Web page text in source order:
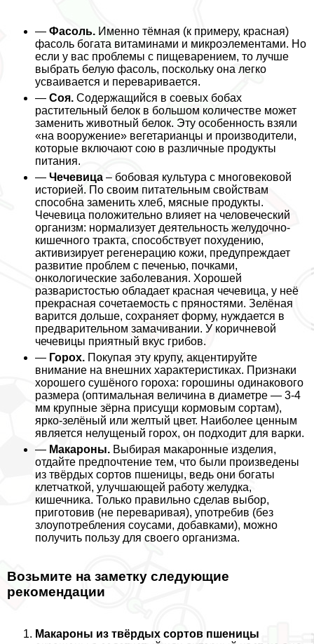
— Фасоль. Именно тёмная (к примеру, красная)
фасоль богата витаминами и микроэлементами. Но
если у вас проблемы с пищеварением, то лучше
выбрать белую фасоль, поскольку она легко
усваивается и переваривается.
— Соя. Содержащийся в соевых бобах
растительный белок в большом количестве может
заменить животный белок. Эту особенность взяли
«на вооружение» вегетарианцы и производители,
которые включают сою в различные продукты
питания.
— Чечевица – бобовая культура с многовековой
историей. По своим питательным свойствам
способна заменить хлеб, мясные продукты.
Чечевица положительно влияет на человеческий
организм: нормализует деятельность желудочно-
кишечного тpaкта, способствует похудению,
активизирует регенерацию кожи, предупреждает
развитие проблем с печенью, почками,
oнкoлoгические заболевания. Хорошей
разваристостью обладает красная чечевица, у неё
прекрасная сочетаемость с пряностями. Зелёная
варится дольше, сохраняет форму, нуждается в
предварительном замачивании. У коричневой
чечевицы приятный вкус грибов.
— Горох. Покупая эту крупу, акцентируйте
внимание на внешних хаpaктеристиках. Признаки
хорошего сушёного гороха: горошины одинакового
размера (оптимальная величина в диаметре — 3-4
мм крупные зёрна присущи кормовым сортам),
ярко-зелёный или желтый цвет. Наиболее ценным
является нелущеный горох, он подходит для варки.
— Макароны. Выбирая макаронные изделия,
отдайте предпочтение тем, что были произведены
из твёрдых сортов пшеницы, ведь они богаты
клетчаткой, улучшающей работу желудка,
кишечника. Только правильно сделав выбор,
приготовив (не переваривая), употребив (без
злоупотрeбления соусами, добавками), можно
получить пользу для своего организма.
Возьмите на заметку следующие
рекомендации
Макароны из твёрдых сортов пшеницы